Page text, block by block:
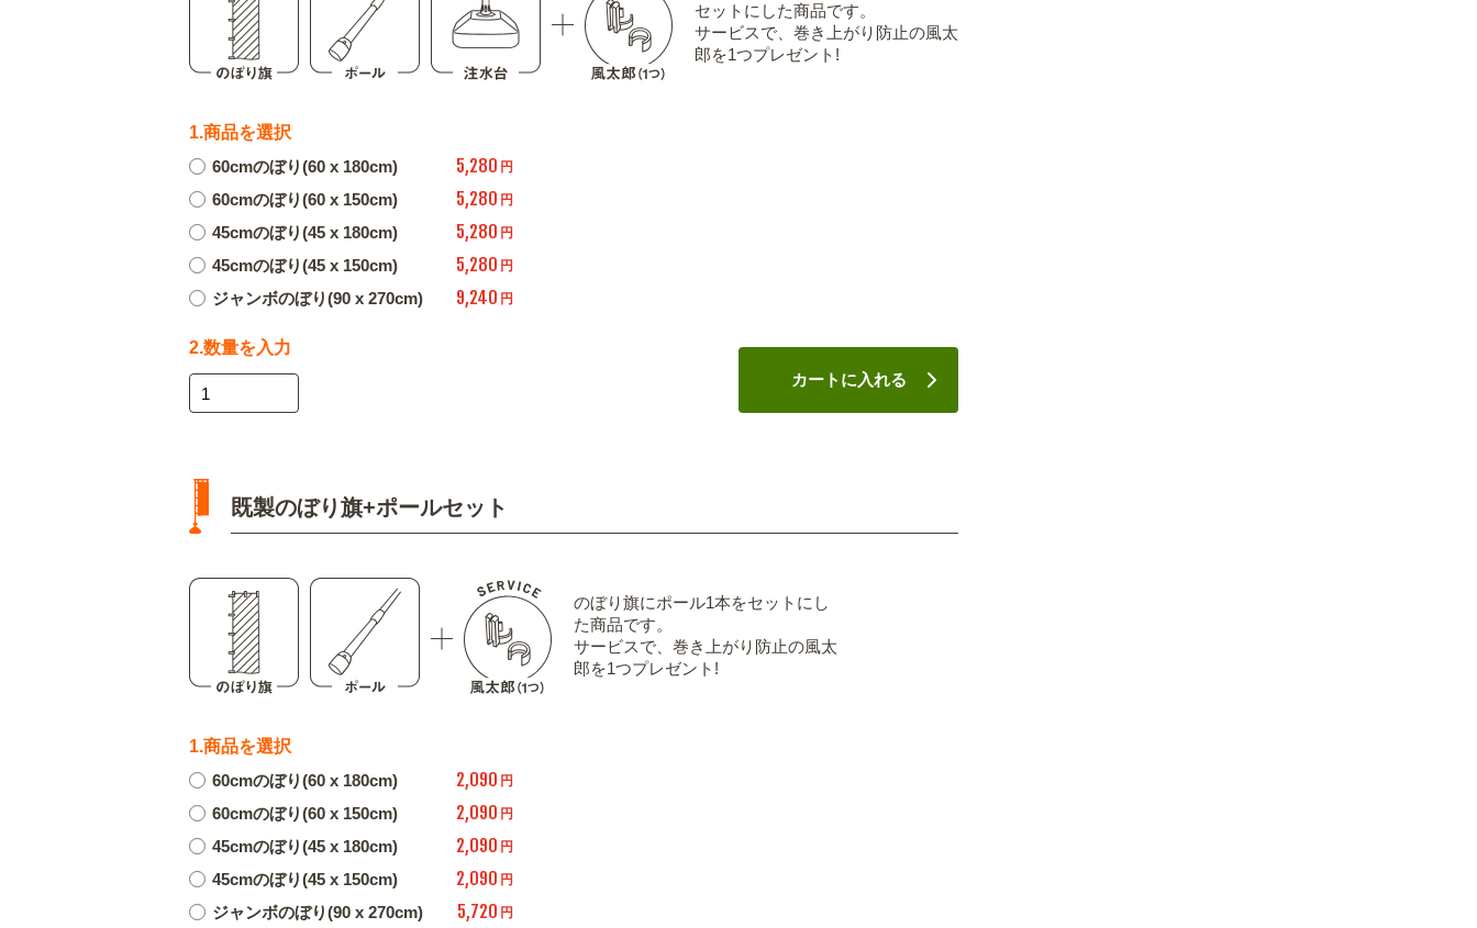
セットにした商品です。
サービスで、巻き上がり防止の風太
郎を1つプレゼント!
1.商品を選択
60cmのぼり(60 x 180cm)
5,280 円
60cmのぼり(60 x 150cm) 5,280 円
45cmのぼり(45 x 180cm) 5,280 円
45cmのぼり(45 x 150cm) 5,280 円
ジャンボのぼり(90 x 270cm) 9,240 円
2.数量を入力
カートに入れる
既製のぼり旗+ポールセット
のぼり旗にポール1本をセットにし
た商品です。
サービスで、巻き上がり防止の風太
郎を1つプレゼント!
1.商品を選択
60cmのぼり(60 x 180cm)
2,090 円
60cmのぼり(60 x 150cm) 2,090 円
45cmのぼり(45 x 180cm) 2,090 円
45cmのぼり(45 x 150cm) 2,090 円
ジャンボのぼり(90 x 270cm) 5,720 円